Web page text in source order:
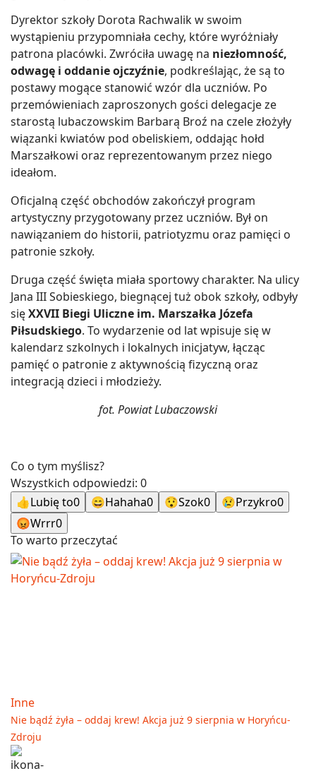
Dyrektor szkoły Dorota Rachwalik w swoim
wystąpieniu przypomniała cechy, które wyróżniały
patrona placówki. Zwróciła uwagę na niezłomność,
odwagę i oddanie ojczyźnie, podkreślając, że są to
postawy mogące stanowić wzór dla uczniów. Po
przemówieniach zaproszonych gości delegacje ze
starostą lubaczowskim Barbarą Broź na czele złożyły
wiązanki kwiatów pod obeliskiem, oddając hołd
Marszałkowi oraz reprezentowanym przez niego
ideałom.
Oficjalną część obchodów zakończył program
artystyczny przygotowany przez uczniów. Był on
nawiązaniem do historii, patriotyzmu oraz pamięci o
patronie szkoły.
Druga część święta miała sportowy charakter. Na ulicy
Jana III Sobieskiego, biegnącej tuż obok szkoły, odbyły
sięXXVII Biegi Uliczne im. Marszałka Józefa
Piłsudskiego. To wydarzenie od lat wpisuje się w
kalendarz szkolnych i lokalnych inicjatyw, łącząc
pamięć o patronie z aktywnością fizyczną oraz
integracją dzieci i młodzieży.
fot. Powiat Lubaczowski
Co o tym myślisz?
Wszystkich odpowiedzi: 0
👍Lubię to0 😄Hahaha0 😯Szok0 😢Przykro0
😡Wrrr0
To warto przeczytać
Inne
Nie bądź żyła – oddaj krew! Akcja już 9 sierpnia w Horyńcu-
Zdroju